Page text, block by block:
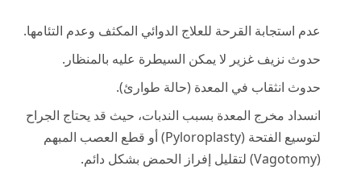
عدم استجابة القرحة للعلاج الدوائي المكثف وعدم التئامها.
حدوث نزيف غزير لا يمكن السيطرة عليه بالمنظار.
حدوث انثقاب في المعدة (حالة طوارئ).
انسداد مخرج المعدة بسبب الندبات، حيث قد يحتاج الجراح
لتوسيع الفتحة (Pyloroplasty) أو قطع العصب المبهم
(Vagotomy) لتقليل إفراز الحمض بشكل دائم.